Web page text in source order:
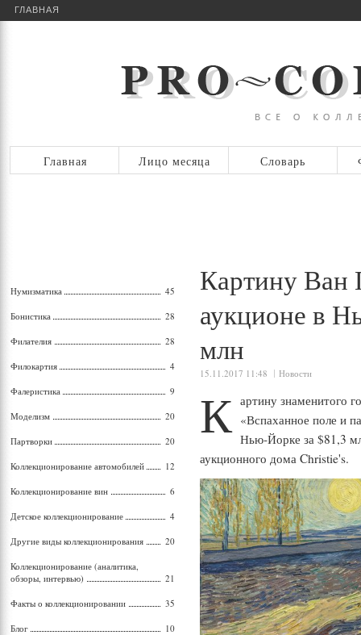
ГЛАВНАЯ
Главная Лицо месяца Словарь
Картину Ван
аукционе в
млн
15.11.2017 11:48 Новости
К артину знаменитого
«Вспаханное поле и
Нью-Йорке за $81,3
аукционного дома Christie's.
Нумизматика 45
Бонистика 28
Филателия 28
Филокартия 4
Фалеристика 9
Моделизм 20
Партворки 20
Коллекционирование автомобилей 12
Коллекционирование вин 6
Детское коллекционирование 4
Другие виды коллекционирования 20
Коллекционирование (аналитика,
обзоры, интервью)
21
Факты о коллекционировании 35
Блог 10